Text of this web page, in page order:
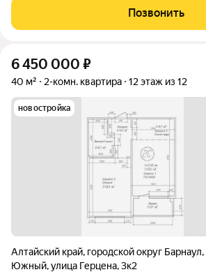
техникой и современными шкафами. Санузел совмещенный,
выполнен в светлых тонах с
Позвонить
6 450 000 ₽
40 м² 2-комн. квартира 12 этаж из 12
новостройка
Алтайский край, городской округ Барнаул,
Южный,улица Герцена,3к2